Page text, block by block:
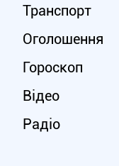
Транспорт
Оголошення
Гороскоп
Відео
Радіо